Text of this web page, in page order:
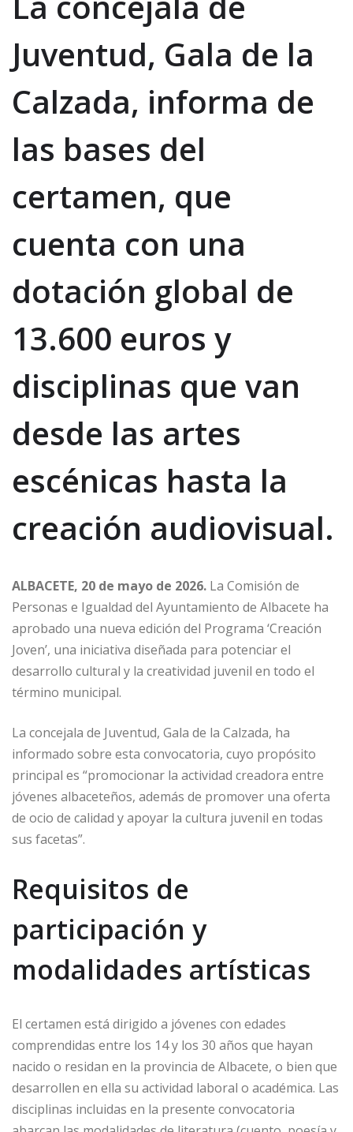
Juventud, Gala de la
Calzada, informa de
las bases del
certamen, que
cuenta con una
dotación global de
13.600 euros y
disciplinas que van
desde las artes
escénicas hasta la
creación audiovisual.
ALBACETE, 20 de mayo de 2026. La Comisión de
Personas e Igualdad del Ayuntamiento de Albacete ha
aprobado una nueva edición del Programa ‘Creación
Joven’, una iniciativa diseñada para potenciar el
desarrollo cultural y la creatividad juvenil en todo el
término municipal.
La concejala de Juventud, Gala de la Calzada, ha
informado sobre esta convocatoria, cuyo propósito
principal es “promocionar la actividad creadora entre
jóvenes albaceteños, además de promover una oferta
de ocio de calidad y apoyar la cultura juvenil en todas
sus facetas”.
Requisitos de
participación y
modalidades artísticas
El certamen está dirigido a jóvenes con edades
comprendidas entre los 14 y los 30 años que hayan
nacido o residan en la provincia de Albacete, o bien que
desarrollen en ella su actividad laboral o académica. Las
disciplinas incluidas en la presente convocatoria